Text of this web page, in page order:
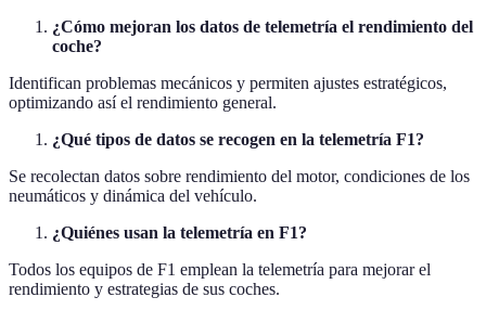
¿Cómo mejoran los datos de telemetría el rendimiento del
coche?
Identifican problemas mecánicos y permiten ajustes estratégicos,
optimizando así el rendimiento general.
¿Qué tipos de datos se recogen en la telemetría F1?
Se recolectan datos sobre rendimiento del motor, condiciones de los
neumáticos y dinámica del vehículo.
¿Quiénes usan la telemetría en F1?
Todos los equipos de F1 emplean la telemetría para mejorar el
rendimiento y estrategias de sus coches.